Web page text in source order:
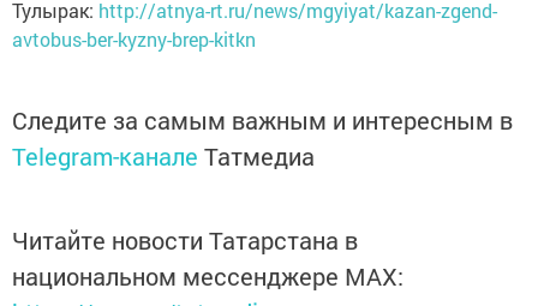
Тулырак: http://atnya-rt.ru/news/mgyiyat/kazan-zgend-
avtobus-ber-kyzny-brep-kitkn
Следите за самым важным и интересным в
Telegram-канале Татмедиа
Читайте новости Татарстана в
национальном мессенджере MАХ: